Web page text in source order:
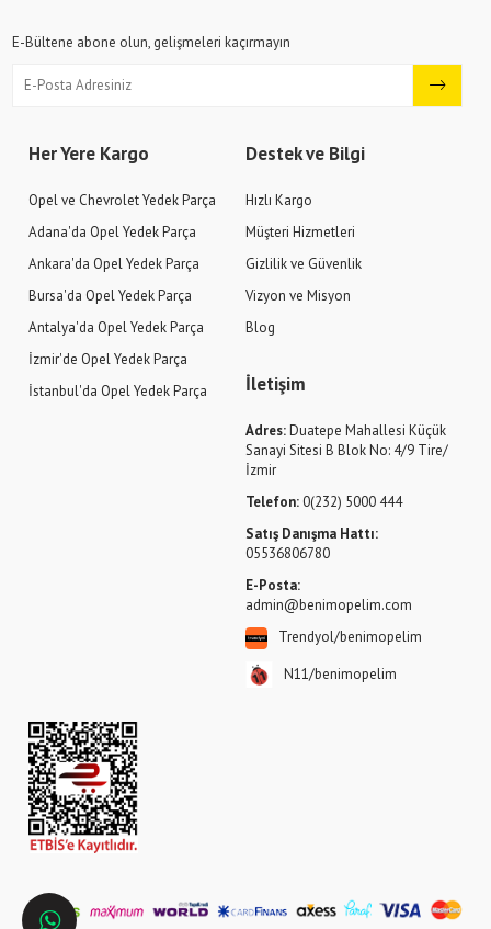
Her Yere Kargo
Opel ve Chevrolet Yedek Parça
Adana'da Opel Yedek Parça
Ankara'da Opel Yedek Parça
Bursa'da Opel Yedek Parça
Antalya'da Opel Yedek Parça
İzmir'de Opel Yedek Parça
İstanbul'da Opel Yedek Parça
Destek ve Bilgi
Hızlı Kargo
Müşteri Hizmetleri
Gizlilik ve Güvenlik
Vizyon ve Misyon
Blog
İletişim
Adres:Duatepe Mahallesi Küçük
Sanayi Sitesi B Blok No: 4/9 Tire/
İzmir
Telefon: 0(232) 5000 444
Satış Danışma Hattı:
05536806780
E-Posta:
admin@benimopelim.com
Trendyol/benimopelim
N11/benimopelim
E-Bültene abone olun, gelişmeleri kaçırmayın